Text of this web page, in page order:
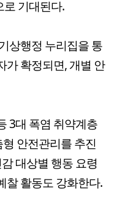
로 기대된다.
상행정 누리집을 통
가 확정되면, 개별 안
3대 폭염 취약계층
안전관리를 추진
대상별 행동 요령
찰 활동도 강화한다.